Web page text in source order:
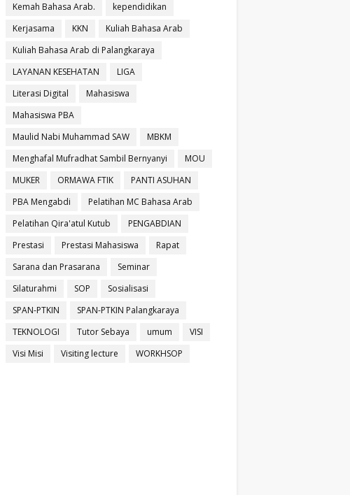
Kemah Bahasa Arab.
kependidikan
Kerjasama
KKN
Kuliah Bahasa Arab
Kuliah Bahasa Arab di Palangkaraya
LAYANAN KESEHATAN
LIGA
Literasi Digital
Mahasiswa
Mahasiswa PBA
Maulid Nabi Muhammad SAW
MBKM
Menghafal Mufradhat Sambil Bernyanyi
MOU
MUKER
ORMAWA FTIK
PANTI ASUHAN
PBA Mengabdi
Pelatihan MC Bahasa Arab
Pelatihan Qira'atul Kutub
PENGABDIAN
Prestasi
Prestasi Mahasiswa
Rapat
Sarana dan Prasarana
Seminar
Silaturahmi
SOP
Sosialisasi
SPAN-PTKIN
SPAN-PTKIN Palangkaraya
TEKNOLOGI
Tutor Sebaya umum
VISI
Visi Misi
Visiting lecture WORKHSOP